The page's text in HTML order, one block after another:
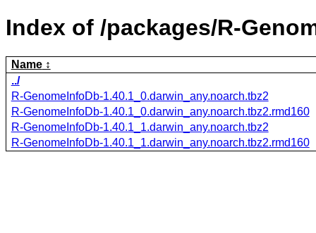
Index of /packages/R-
Name
../
R-GenomeInfoDb-1.40.1_0.darwin_any.noarch.tbz2
R-GenomeInfoDb-1.40.1_0.darwin_any.noarch.tbz2.rmd160
R-GenomeInfoDb-1.40.1_1.darwin_any.noarch.tbz2
R-GenomeInfoDb-1.40.1_1.darwin_any.noarch.tbz2.rmd160